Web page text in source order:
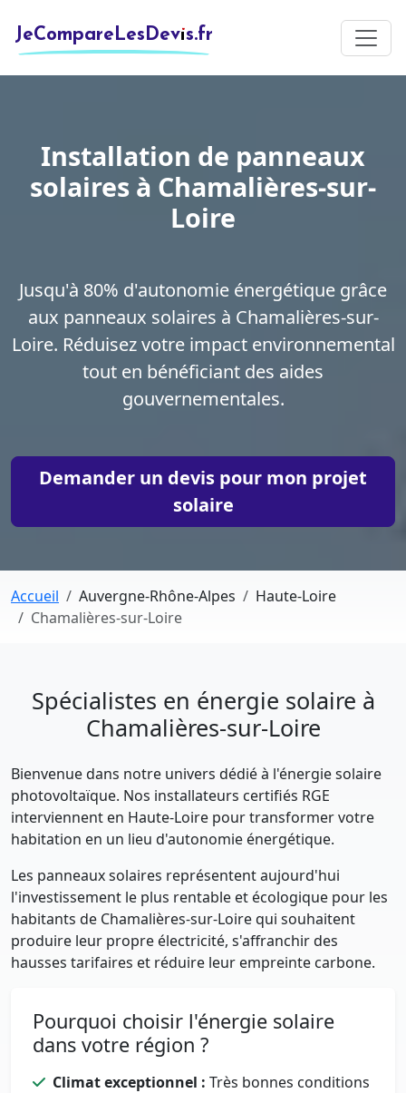
JeCompareLesDevis.fr
Installation de panneaux
solaires à Chamalières-sur-
Loire
Jusqu'à 80% d'autonomie énergétique grâce
aux panneaux solaires à Chamalières-sur-
Loire. Réduisez votre impact environnemental
tout en bénéficiant des aides
gouvernementales.
Demander un devis pour mon projet
solaire
Accueil Auvergne-Rhône-Alpes
Haute-Loire
Chamalières-sur-Loire
Spécialistes en énergie solaire à
Chamalières-sur-Loire
Bienvenue dans notre univers dédié à l'énergie solaire
photovoltaïque. Nos installateurs certifiés RGE
interviennent en Haute-Loire pour transformer votre
habitation en un lieu d'autonomie énergétique.
Les panneaux solaires représentent aujourd'hui
l'investissement le plus rentable et écologique pour les
habitants de Chamalières-sur-Loire qui souhaitent
produire leur propre électricité, s'affranchir des
hausses tarifaires et réduire leur empreinte carbone.
Pourquoi choisir l'énergie solaire
dans votre région ?
Climat exceptionnel : Très bonnes conditions